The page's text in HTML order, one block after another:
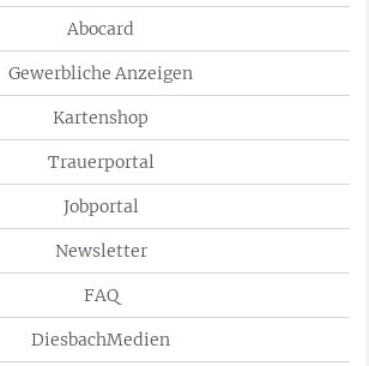
Abocard
Gewerbliche Anzeigen
Kartenshop
Trauerportal
Jobportal
Newsletter
FAQ
DiesbachMedien